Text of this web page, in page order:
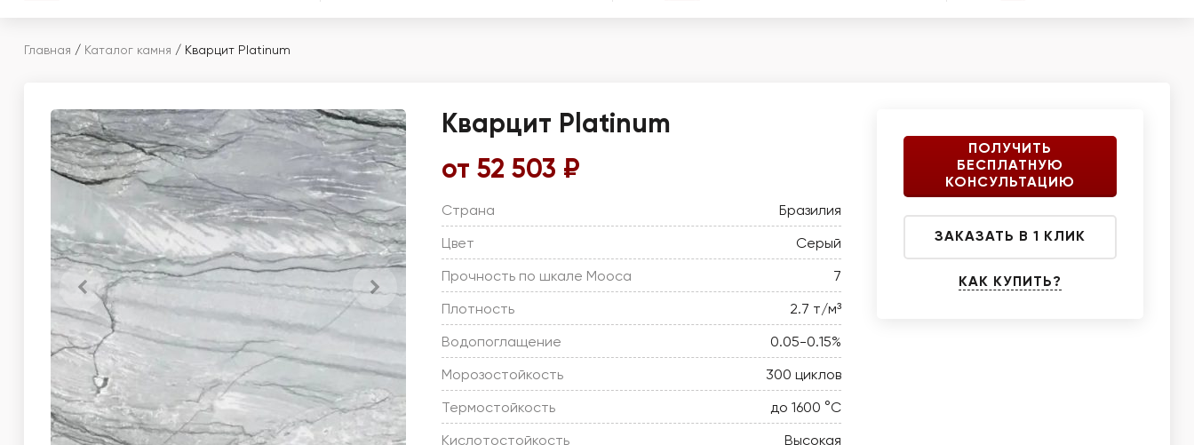
Главная / Каталог камня / Кварцит Platinum
Кварцит Platinum
от 52 503 ₽
Страна Бразилия
Цвет Серый
Прочность по шкале Мооса 7
Плотность 2.7 т/м³
Водопоглащение 0.05-0.15%
Морозостойкость 300 циклов
Термостойкость до 1600 °C
Кислотостойкость Высокая
ПОЛУЧИТЬ
БЕСПЛАТНУЮ
КОНСУЛЬТАЦИЮ
ЗАКАЗАТЬ В 1 КЛИК
КАК КУПИТЬ?